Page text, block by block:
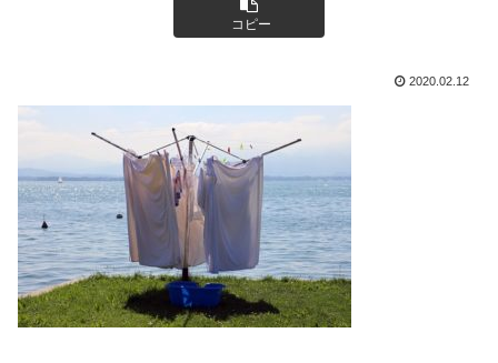
コピー
2020.02.12